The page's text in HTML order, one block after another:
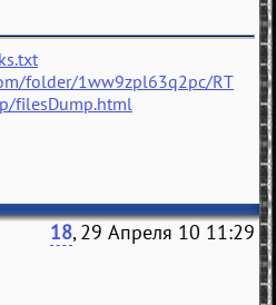
folder/1ww9zpl63q2pc/RT
filesDump.html
18, 29 Апреля 10 11:29